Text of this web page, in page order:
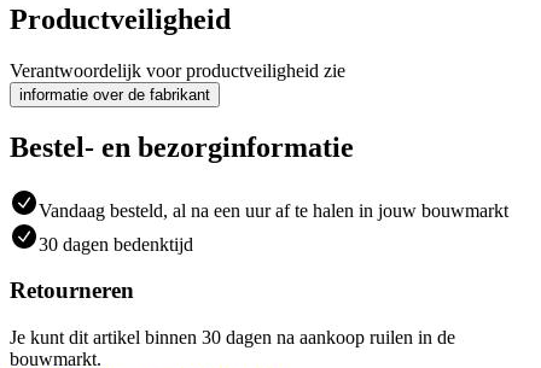
Productveiligheid
Verantwoordelijk voor productveiligheid zie
informatie over de fabrikant
Bestel- en bezorginformatie
Vandaag besteld, al na een uur af te halen in jouw bouwmarkt
30 dagen bedenktijd
Retourneren
Je kunt dit artikel binnen 30 dagen na aankoop ruilen in de
bouwmarkt.